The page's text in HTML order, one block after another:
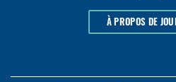
À PROPOS DE